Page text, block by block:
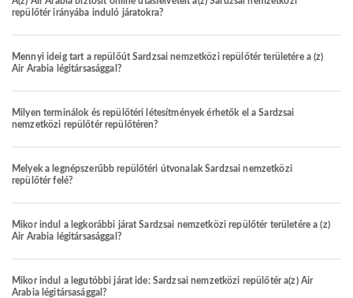
repülőtér irányába induló járatokra?
Mennyi ideig tart a repülőút Sardzsai nemzetközi repülőtér területére a (z)
Air Arabia légitársasággal?
Milyen terminálok és repülőtéri létesítmények érhetők el a Sardzsai
nemzetközi repülőtér repülőtéren?
Melyek a legnépszerűbb repülőtéri útvonalak Sardzsai nemzetközi
repülőtér felé?
Mikor indul a legkorábbi járat Sardzsai nemzetközi repülőtér területére a (z)
Air Arabia légitársasággal?
Mikor indul a legutóbbi járat ide: Sardzsai nemzetközi repülőtér a(z) Air
Arabia légitársasággal?